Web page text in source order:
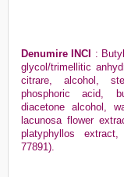
Denumire INCI
:
glycol/trimellitic
citrare, alcohol,
phosphoric acid,
diacetone alcohol,
lacunosa flower
platyphyllos
77891).